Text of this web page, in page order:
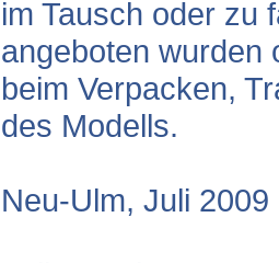
im Tausch oder zu
angeboten wurden
beim Verpacken,
des Modells.
Neu-Ulm, Juli 2009